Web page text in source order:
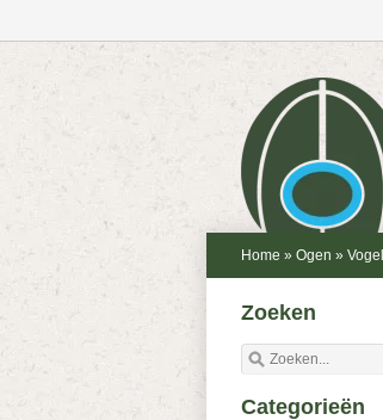
Home » Ogen »
Zoeken
Categorieën